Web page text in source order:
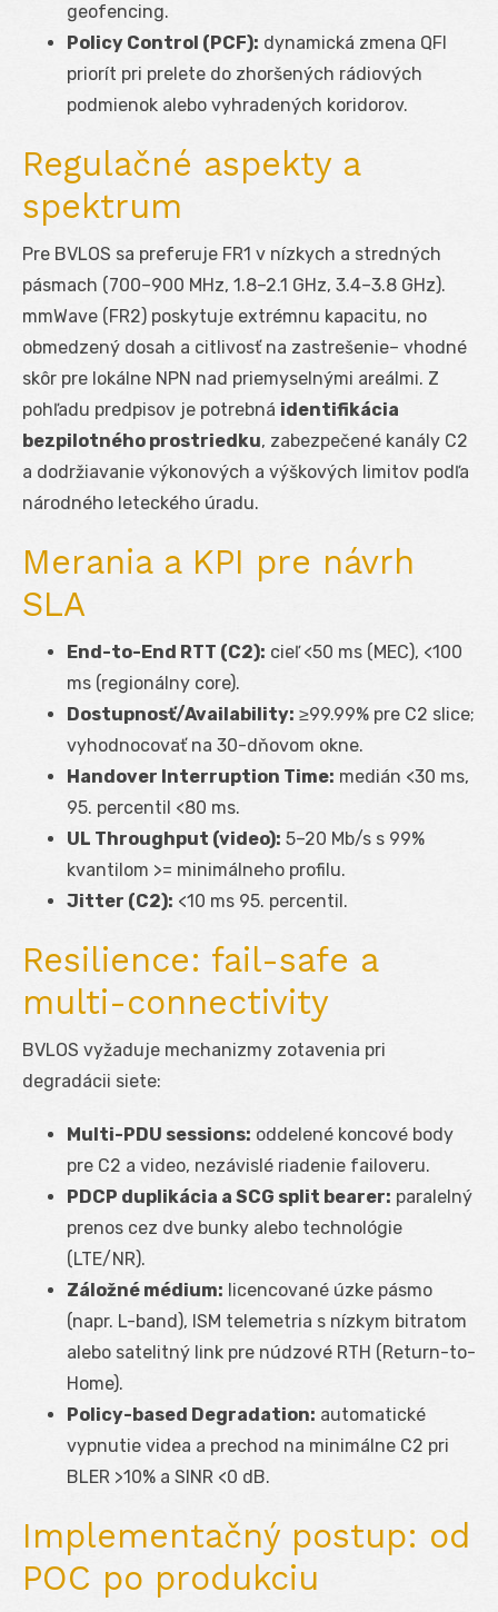
geofencing.
Policy Control (PCF): dynamická zmena QFI
priorít pri prelete do zhoršených rádiových
podmienok alebo vyhradených koridorov.
Regulačné aspekty a
spektrum
Pre BVLOS sa preferuje FR1 v nízkych a stredných
pásmach (700–900 MHz, 1.8–2.1 GHz, 3.4–3.8 GHz).
mmWave (FR2) poskytuje extrémnu kapacitu, no
obmedzený dosah a citlivosť na zastrešenie– vhodné
skôr pre lokálne NPN nad priemyselnými areálmi. Z
pohľadu predpisov je potrebná identifikácia
bezpilotného prostriedku, zabezpečené kanály C2
a dodržiavanie výkonových a výškových limitov podľa
národného leteckého úradu.
Merania a KPI pre návrh
SLA
End-to-End RTT (C2): cieľ <50 ms (MEC), <100
ms (regionálny core).
Dostupnosť/Availability: ≥99.99% pre C2 slice;
vyhodnocovať na 30-dňovom okne.
Handover Interruption Time: medián <30 ms,
95. percentil <80 ms.
UL Throughput (video): 5–20 Mb/s s 99%
kvantilom >= minimálneho profilu.
Jitter (C2): <10 ms 95. percentil.
Resilience: fail-safe a
multi-connectivity
BVLOS vyžaduje mechanizmy zotavenia pri
degradácii siete:
Multi-PDU sessions: oddelené koncové body
pre C2 a video, nezávislé riadenie failoveru.
PDCP duplikácia a SCG split bearer: paralelný
prenos cez dve bunky alebo technológie
(LTE/NR).
Záložné médium: licencované úzke pásmo
(napr. L-band), ISM telemetria s nízkym bitratom
alebo satelitný link pre núdzové RTH (Return-to-
Home).
Policy-based Degradation: automatické
vypnutie videa a prechod na minimálne C2 pri
BLER >10% a SINR <0 dB.
Implementačný postup: od
POC po produkciu